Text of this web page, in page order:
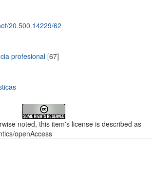
20.500.14229/62
profesional [67]
noted, this item's license is described as
openAccess